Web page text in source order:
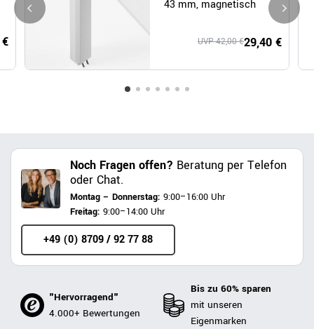
43 mm, magnetisch
29,40 €
UVP 42,00 €
Noch Fragen offen? Beratung per Telefon
oder Chat.
Montag – Donnerstag: 9:00–16:00 Uhr
Freitag: 9:00–14:00 Uhr
+49 (0) 8709 / 92 77 88
"Hervorragend"
4.000+ Bewertungen
Bis zu 60% sparen
mit unseren
Eigenmarken